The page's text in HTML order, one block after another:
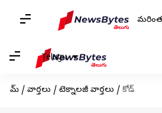
మరింత
Telugu
హోమ్ / వార్తలు / టెక్నాలజీ వార్తలు / కోడ్